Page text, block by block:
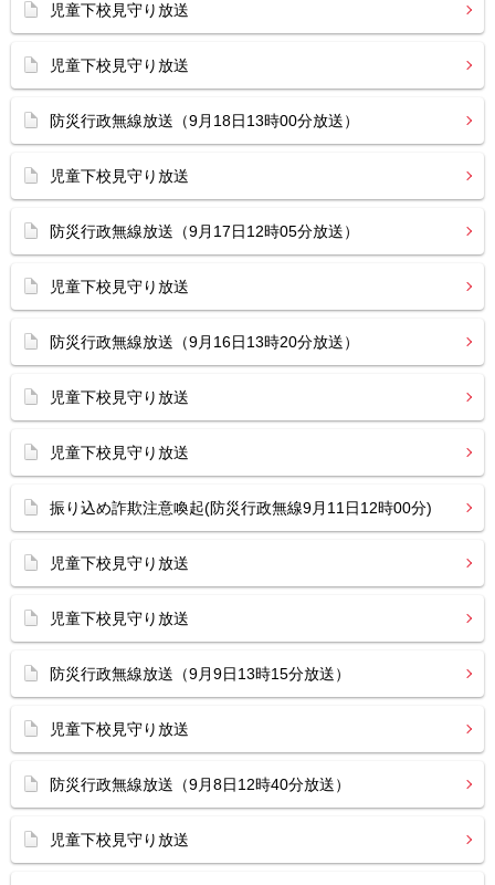
児童下校見守り放送
児童下校見守り放送
防災行政無線放送（9月18日13時00分放送）
児童下校見守り放送
防災行政無線放送（9月17日12時05分放送）
児童下校見守り放送
防災行政無線放送（9月16日13時20分放送）
児童下校見守り放送
児童下校見守り放送
振り込め詐欺注意喚起(防災行政無線9月11日12時00分)
児童下校見守り放送
児童下校見守り放送
防災行政無線放送（9月9日13時15分放送）
児童下校見守り放送
防災行政無線放送（9月8日12時40分放送）
児童下校見守り放送